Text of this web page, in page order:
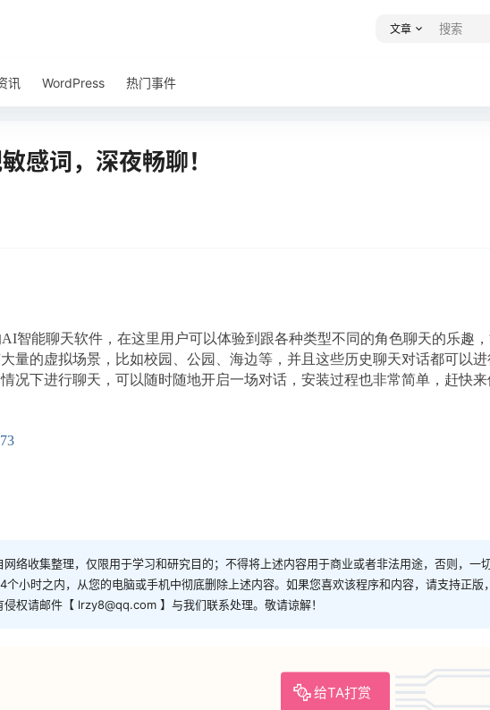
文章
讯 WordPress 热门事件
感词，深夜畅聊！
智能聊天软件，在这里用户可以体验到跟各种类型不同的角色聊天的乐趣
量的虚拟场景，比如校园、公园、海边等，并且这些历史聊天对话都可以进
况下进行聊天，可以随时随地开启一场对话，安装过程也非常简单，赶快来
络收集整理，仅限用于学习和研究目的；不得将上述内容用于商业或者非法用途，否则，一
小时之内，从您的电脑或手机中彻底删除上述内容。如果您喜欢该程序和内容，请支持正版
权请邮件【 lrzy8@qq.com 】与我们联系处理。敬请谅解！
给TA打赏